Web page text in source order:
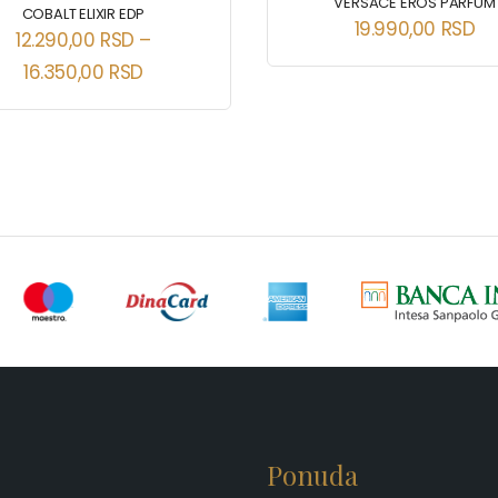
COBALT ELIXIR EDP
12.290,00 RSD –
16.350,00 RSD
19.990,00 RSD
Ponuda